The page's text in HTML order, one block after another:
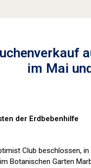
im Mai
der Erdbebenhilfe
Club beschlossen, in
Botanischen Garten